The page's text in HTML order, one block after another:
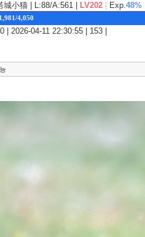
城小猫 | L:88/A:561 | LV202 Exp.48%
1,981/4,050
| 0 | 2026-04-11 22:30:55 | 153 |